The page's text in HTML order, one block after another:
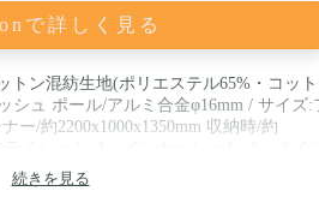
で詳しく見る
トン混紡生地(ポリエステル65%・コッ
シュ ポール/アルミ合金φ16mm / サイズ:
ー/約2200x1000x1350mm 収納時/約
ッパーでフルクローズ
続きを見る